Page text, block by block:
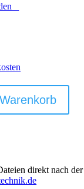
direkt nach der